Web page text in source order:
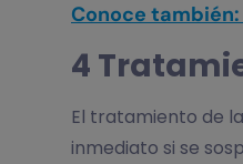
Conoce
4
El tratamiento de
inmediato si se